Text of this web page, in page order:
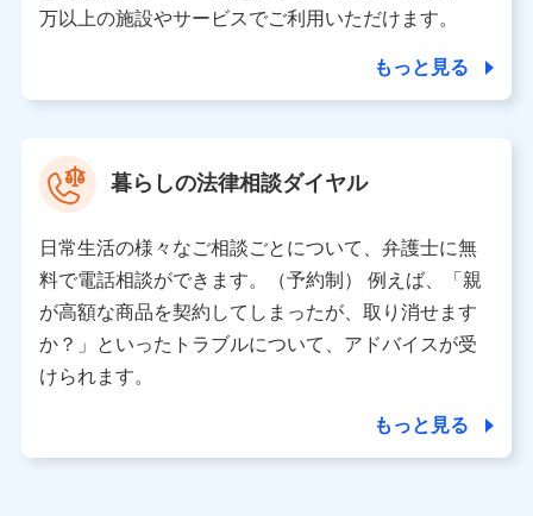
人データを共同利用します。
氏名、電話番号、メールアドレス、お客さまの識別子、属
性、連絡先、dポイントサービスのご利用に関する情報。例
として、dポイントカード番号、性別、年齢、家族構成、住
所、dポイント残高、dポイント利用履歴などが含まれます。
利用情報
当社又は株式会社NTTドコモが提供する各種サービスなどの
ご契約・ご利用などに関する情報。例として、当社又は株式
会社NTTドコモが提供する各種サービスのご契約状態・ご利
用履歴インターネット利用時の行動に関する情報、アプリケ
ーション利用時の行動に関する情報、購入されたサービスや
当社又は株式会社NTTドコモが提供する保険関連サービスに
万以上の施設やサービスでご利用いただけます。
もっと見る
暮らしの法律相談ダイヤル
日常生活の様々なご相談ごとについて、弁護士に無
料で電話相談ができます。（予約制） 例えば、「親
が高額な商品を契約してしまったが、取り消せます
か？」といったトラブルについて、アドバイスが受
けられます。
もっと見る